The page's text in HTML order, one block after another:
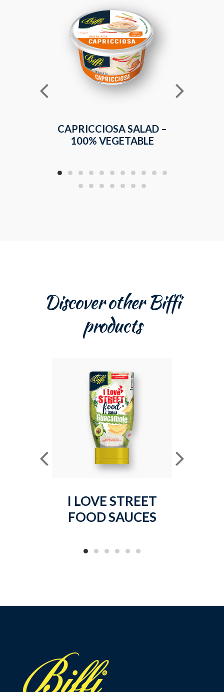
CAPRICCIOSA SALAD –
100% VEGETABLE
Discover other Biffi
products
I LOVE STREET
FOOD SAUCES